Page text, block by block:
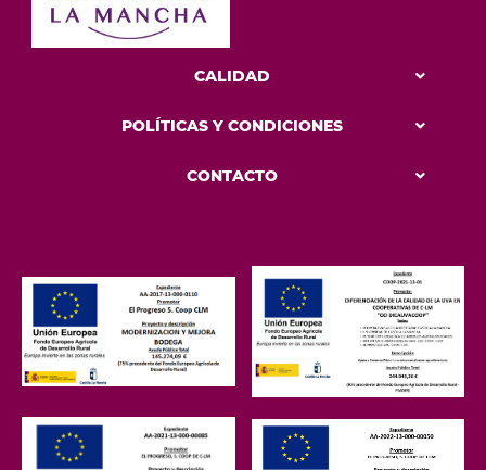
CALIDAD
POLÍTICAS Y CONDICIONES
CONTACTO